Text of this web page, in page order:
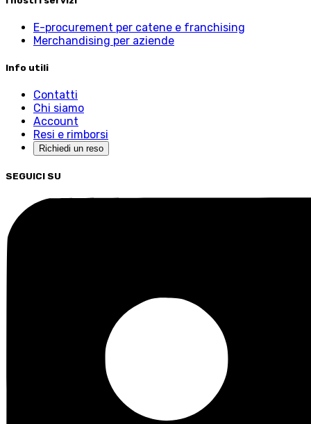
E-procurement per catene e franchising
Merchandising per aziende
Info utili
Contatti
Chi siamo
Account
Resi e rimborsi
Richiedi un reso
SEGUICI SU